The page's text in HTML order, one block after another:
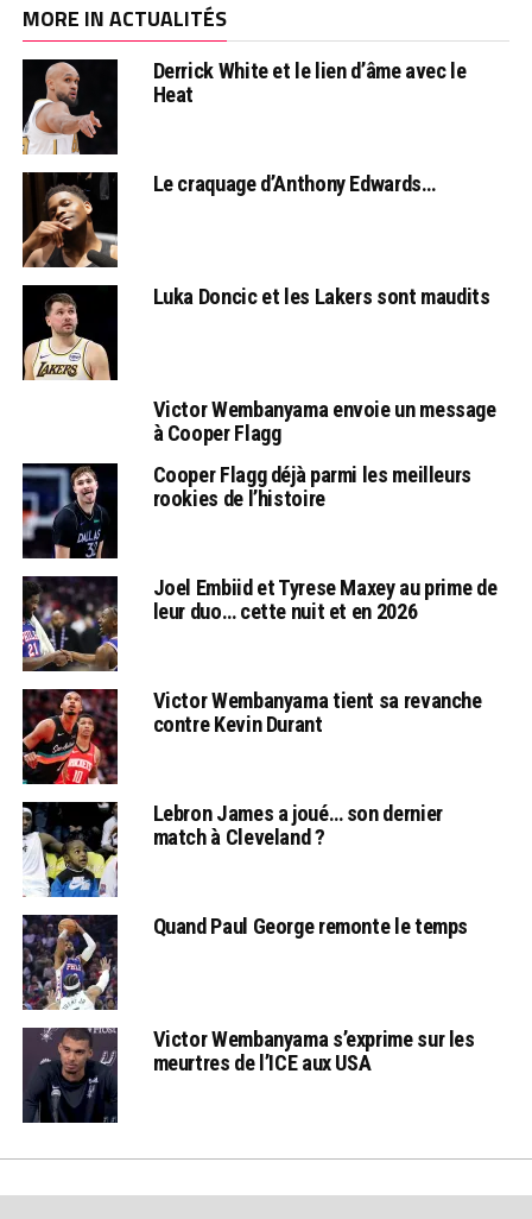
MORE IN ACTUALITÉS
Derrick White et le lien d’âme avec le
Heat
Le craquage d’Anthony Edwards…
Luka Doncic et les Lakers sont maudits
Victor Wembanyama envoie un message
à Cooper Flagg
Cooper Flagg déjà parmi les meilleurs
rookies de l’histoire
Joel Embiid et Tyrese Maxey au prime de
leur duo… cette nuit et en 2026
Victor Wembanyama tient sa revanche
contre Kevin Durant
Lebron James a joué… son dernier
match à Cleveland ?
Quand Paul George remonte le temps
Victor Wembanyama s’exprime sur les
meurtres de l’ICE aux USA